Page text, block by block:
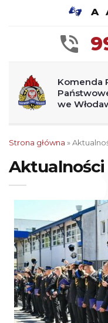
A
Komenda
we
Strona główna »
Aktualności